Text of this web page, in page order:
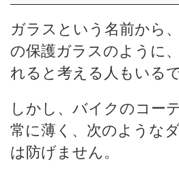
ガラスという名前から
の保護ガラスのように
れると考える人もいる
しかし、バイクのコー
常に薄く、次のような
は防げません。